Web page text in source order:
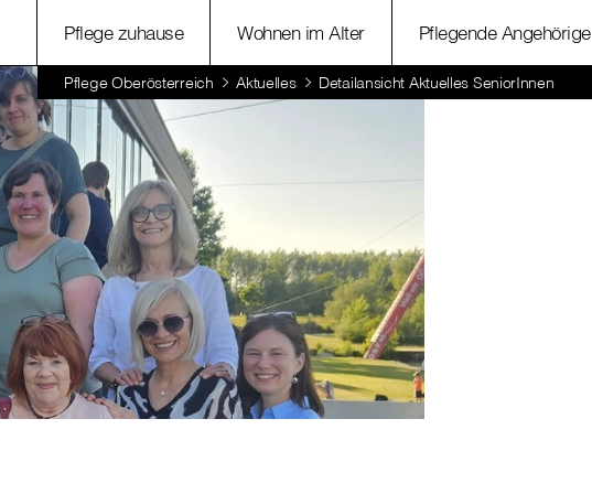
Pflege zuhause Wohnen im Alter Pflegende Angehörige
Pflege Oberösterreich Aktuelles Detailansicht Aktuelles SeniorInnen